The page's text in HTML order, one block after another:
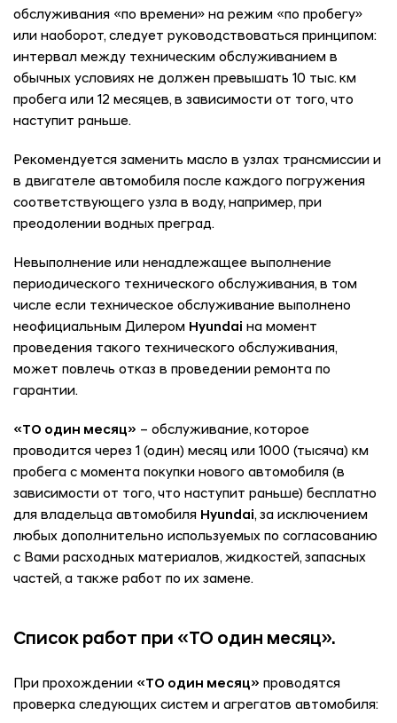
обслуживания «по времени» на режим «по пробегу»
или наоборот, следует руководствоваться принципом:
интервал между техническим обслуживанием в
обычных условиях не должен превышать 10 тыс. км
пробега или 12 месяцев, в зависимости от того, что
наступит раньше.
Рекомендуется заменить масло в узлах трансмиссии и
в двигателе автомобиля после каждого погружения
соответствующего узла в воду, например, при
преодолении водных преград.
Невыполнение или ненадлежащее выполнение
периодического технического обслуживания, в том
числе если техническое обслуживание выполнено
неофициальным Дилером Hyundai на момент
проведения такого технического обслуживания,
может повлечь отказ в проведении ремонта по
гарантии.
«ТО один месяц» – обслуживание, которое
проводится через 1 (один) месяц или 1000 (тысяча) км
пробега с момента покупки нового автомобиля (в
зависимости от того, что наступит раньше) бесплатно
для владельца автомобиля Hyundai, за исключением
любых дополнительно используемых по согласованию
с Вами расходных материалов, жидкостей, запасных
частей, а также работ по их замене.
Список работ при «ТО один месяц».
При прохождении «ТО один месяц» проводятся
проверка следующих систем и агрегатов автомобиля: